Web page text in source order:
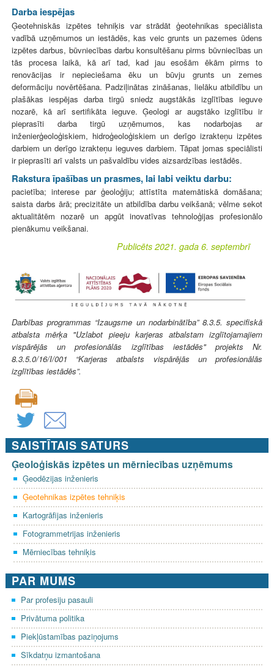
Darba iespējas
Ģeotehniskās izpētes tehniķis var strādāt ģeotehnikas speciālista
vadībā uzņēmumos un iestādēs, kas veic grunts un pazemes ūdens
izpētes darbus, būvniecības darbu konsultēšanu pirms būvniecības un
tās procesa laikā, kā arī tad, kad jau esošām ēkām pirms to
renovācijas ir nepieciešama ēku un būvju grunts un zemes
deformāciju novērtēšana. Padziļinātas zināšanas, lielāku atbildību un
plašākas iespējas darba tirgū sniedz augstākās izglītības ieguve
nozarē, kā arī sertifikāta ieguve. Ģeologi ar augstāko izglītību ir
pieprasīti darba tirgū uzņēmumos, kas nodarbojas ar
inženierģeoloģiskiem, hidroģeoloģiskiem un derīgo izrakteņu izpētes
darbiem un derīgo izrakteņu ieguves darbiem. Tāpat jomas speciālisti
ir pieprasīti arī valsts un pašvaldību vides aizsardzības iestādēs.
Rakstura īpašības un prasmes, lai labi veiktu darbu:
pacietība; interese par ģeoloģiju; attīstīta matemātiskā domāšana;
saista darbs ārā; precizitāte un atbildība darbu veikšanā; vēlme sekot
aktualitātēm nozarē un apgūt inovatīvas tehnoloģijas profesionālo
pienākumu veikšanai.
Publicēts 2021. gada 6. septembrī
Darbības programmas “Izaugsme un nodarbinātība” 8.3.5. specifiskā
atbalsta mērķa "Uzlabot pieeju karjeras atbalstam izglītojamajiem
vispārējās un profesionālās izglītības iestādēs" projekts Nr.
8.3.5.0/16/I/001 “Karjeras atbalsts vispārējās un profesionālās
izglītības iestādēs”.
SAISTĪTAIS SATURS
Ģeoloģiskās izpētes un mērniecības uzņēmums
Ģeodēzijas inženieris
Ģeotehnikas izpētes tehniķis
Kartogrāfijas inženieris
Fotogrammetrijas inženieris
Mērniecības tehniķis
PAR MUMS
Par profesiju pasauli
Privātuma politika
Piekļūstamības paziņojums
Sīkdatņu izmantošana